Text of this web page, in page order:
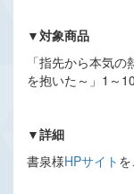
▼対象商品
「指先から本気
を抱いた～」1～
▼詳細
書泉様HPサイト